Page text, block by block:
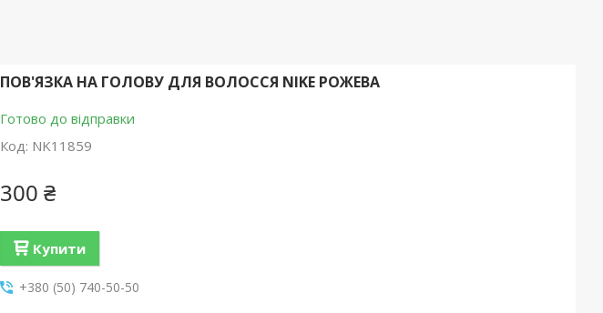
ПОВ'ЯЗКА НА ГОЛОВУ ДЛЯ ВОЛОССЯ NIKE РОЖЕВА
Готово до відправки
Код: NK11859
300 ₴
Купити
+380 (50) 740-50-50